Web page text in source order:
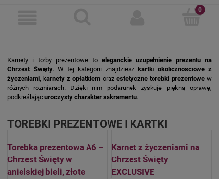
Karnety i torby prezentowe to eleganckie uzupełnienie prezentu na
Chrzest Święty. W tej kategorii znajdziesz kartki okolicznościowe z
życzeniami, karnety z opłatkiem oraz estetyczne torebki prezentowew
różnych rozmiarach. Dzięki nim podarunek zyskuje piękną oprawę,
podkreślając uroczysty charakter sakramentu.
TOREBKI PREZENTOWE I KARTKI
Torebka prezentowa A6 –
Chrzest Święty w
anielskiej bieli, złote
Karnet z życzeniami na
Chrzest Święty
EXCLUSIVE